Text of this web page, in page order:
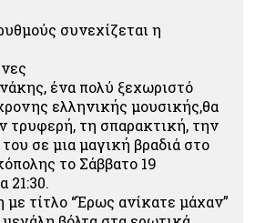
συνεχίζεται η
ένα πολύ ξεχωριστό
ελληνικής μουσικής,θα
τρυφερή, τη σπαρακτική, την
σε μια μαγική βραδιά στο
το Σάββατο 19
21:30.
τίτλο “Έρως ανίκατε μάχαν”